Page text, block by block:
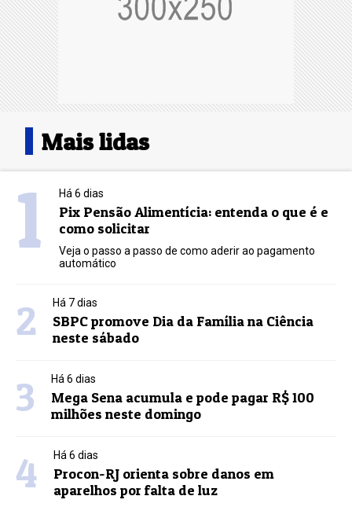
Mais lidas
1 Há 6 dias
Pix Pensão Alimentícia: entenda o que é e
como solicitar
Veja o passo a passo de como aderir ao pagamento
automático
2 Há 7 dias
SBPC promove Dia da Família na Ciência
neste sábado
3 Há 6 dias
Mega Sena acumula e pode pagar R$ 100
milhões neste domingo
4 Há 6 dias
Procon-RJ orienta sobre danos em
aparelhos por falta de luz